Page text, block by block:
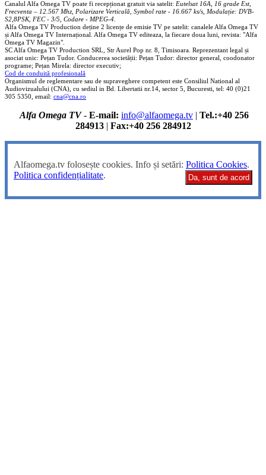
Canalul Alfa Omega TV poate fi recepționat gratuit via satelit: Eutelsat 16A, 16 grade Est,
Frecventa – 12.567 Mhz, Polarizare Verticală, Symbol rate - 16.667 ks/s, Modulație: DVB-
S2,8PSK, FEC - 3/5, Codare - MPEG-4
Alfa Omega TV Production deține 2 licențe de emisie TV pe satelit: canalele Alfa Omega TV
și Alfa Omega TV Internațional. Alfa Omega TV editeaza, la fiecare doua luni, revista: "Alfa
Omega TV Magazin".
SC Alfa Omega TV Production SRL, Str Aurel Pop nr. 8, Timisoara. Reprezentant legal și
asociat unic: Pețan Tudor. Conducerea societății: Pețan Tudor: director general, coodonator
programe; Pețan Mirela: director executiv;
Cod de conduită profesională
Organismul de reglementare sau de supraveghere competent este Consiliul National al
Audiovizualului (CNA), cu sediul in Bd. Libertatii nr.14, sector 5, Bucuresti, tel: 40 (0)21
305 5350, email: cna@cna.ro
Alfa Omega TV- E-mail: info@alfaomega.tv | Tel.:+40 256
284913| Fax:+40 256 284912
Alfaomega.tv folosește cookies. Info și setări: Politica Cookies.
Politica confidențialitate. Da, sunt de acord